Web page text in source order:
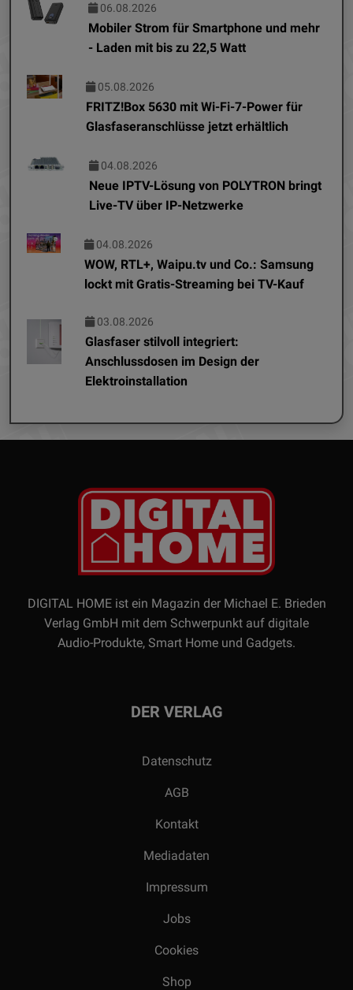
06.08.2026
Mobiler Strom für Smartphone und mehr
- Laden mit bis zu 22,5 Watt
05.08.2026
FRITZ!Box 5630 mit Wi-Fi-7-Power für
Glasfaseranschlüsse jetzt erhältlich
04.08.2026
Neue IPTV-Lösung von POLYTRON bringt
Live-TV über IP-Netzwerke
04.08.2026
WOW, RTL+, Waipu.tv und Co.: Samsung
lockt mit Gratis-Streaming bei TV-Kauf
03.08.2026
Glasfaser stilvoll integriert:
Anschlussdosen im Design der
Elektroinstallation
DIGITAL HOME ist ein Magazin der Michael E. Brieden
Verlag GmbH mit dem Schwerpunkt auf digitale
Audio-Produkte, Smart Home und Gadgets.
DER VERLAG
Datenschutz
AGB
Kontakt
Mediadaten
Impressum
Jobs
Cookies
Shop